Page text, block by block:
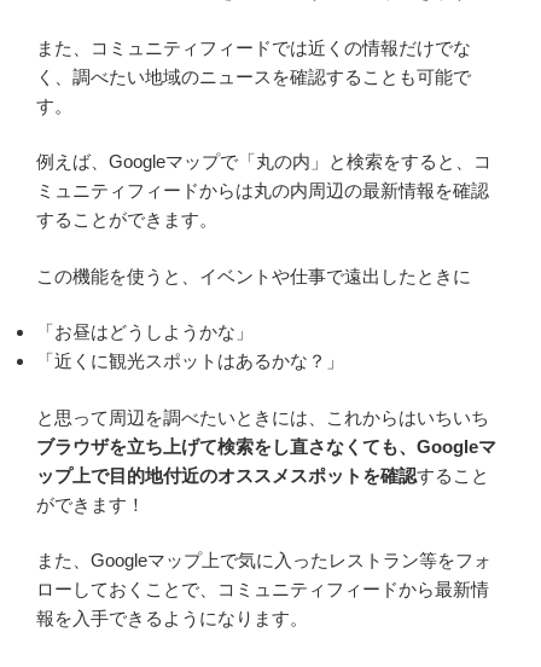
また、コミュニティフィードでは近くの情報だけでな
く、調べたい地域のニュースを確認することも可能で
す。
例えば、Googleマップで「丸の内」と検索をすると、コ
ミュニティフィードからは丸の内周辺の最新情報を確認
することができます。
この機能を使うと、イベントや仕事で遠出したときに
「お昼はどうしようかな」
「近くに観光スポットはあるかな？」
と思って周辺を調べたいときには、これからはいちいち
ブラウザを立ち上げて検索をし直さなくても、Googleマ
ップ上で目的地付近のオススメスポットを確認すること
ができます！
また、Googleマップ上で気に入ったレストラン等をフォ
ローしておくことで、コミュニティフィードから最新情
報を入手できるようになります。